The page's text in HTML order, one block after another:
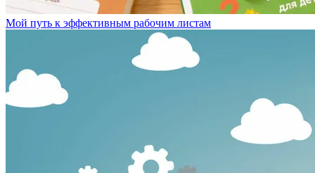
Мой путь к эффективным рабочим листам